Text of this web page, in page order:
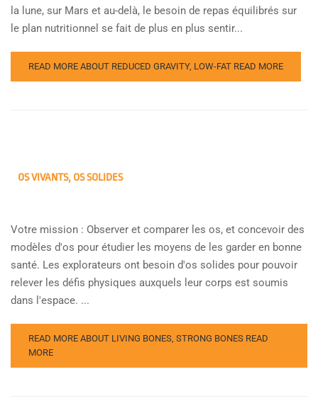
la lune, sur Mars et au-delà, le besoin de repas équilibrés sur
le plan nutritionnel se fait de plus en plus sentir...
READ MORE ABOUT REDUCED GRAVITY, LOW-FAT READ MORE
OS VIVANTS, OS SOLIDES
Votre mission : Observer et comparer les os, et concevoir des
modèles d'os pour étudier les moyens de les garder en bonne
santé. Les explorateurs ont besoin d'os solides pour pouvoir
relever les défis physiques auxquels leur corps est soumis
dans l'espace. ...
READ MORE ABOUT LIVING BONES, STRONG BONES READ
MORE